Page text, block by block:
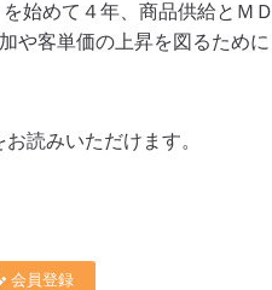
始めて４年、商品供給とＭＤ
や客単価の上昇を図るために
読みいただけます。
会員登録